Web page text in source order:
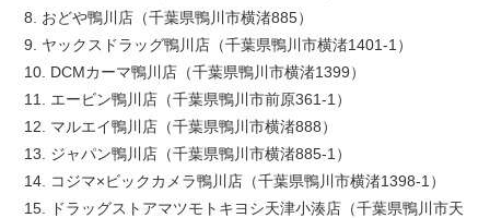
8. おどや鴨川店（千葉県鴨川市横渚885）
9. ヤックスドラッグ鴨川店（千葉県鴨川市横渚1401-1）
10. DCMカーマ鴨川店（千葉県鴨川市横渚1399）
11. エービン鴨川店（千葉県鴨川市前原361-1）
12. マルエイ鴨川店（千葉県鴨川市横渚888）
13. ジャパン鴨川店（千葉県鴨川市横渚885-1）
14. コジマ×ビックカメラ鴨川店（千葉県鴨川市横渚1398-1）
15. ドラッグストアマツモトキヨシ天津小湊店（千葉県鴨川市天